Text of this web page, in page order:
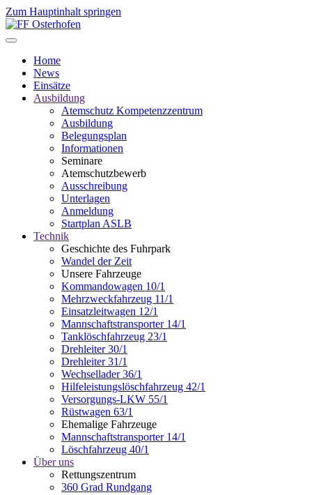
Zum Hauptinhalt springen
Home
News
Einsätze
Ausbildung
Atemschutz Kompetenzzentrum
Ausbildung
Belegungsplan
Informationen
Seminare
Atemschutzbewerb
Ausschreibung
Unterlagen
Anmeldung
Startplan ASLB
Technik
Geschichte des Fuhrpark
Wandel der Zeit
Unsere Fahrzeuge
Kommandowagen 10/1
Mehrzweckfahrzeug 11/1
Einsatzleitwagen 12/1
Mannschaftstransporter 14/1
Tanklöschfahrzeug 23/1
Drehleiter 30/1
Drehleiter 31/1
Wechsellader 36/1
Hilfeleistungslöschfahrzeug 42/1
Versorgungs-LKW 55/1
Rüstwagen 63/1
Ehemalige Fahrzeuge
Mannschaftstransporter 14/1
Löschfahrzeug 40/1
Über uns
Rettungszentrum
360 Grad Rundgang